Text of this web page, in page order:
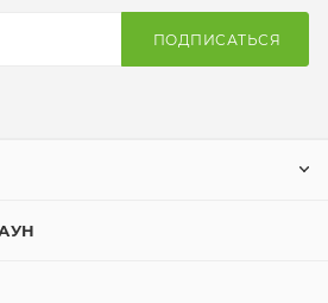
ПОДПИСАТЬСЯ